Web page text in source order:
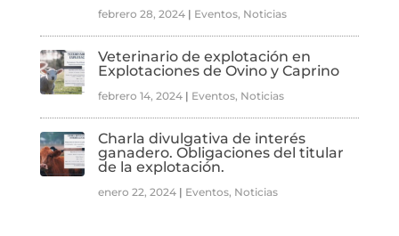
febrero 28, 2024| Eventos, Noticias
Veterinario de explotación en
Explotaciones de Ovino y Caprino
febrero 14, 2024| Eventos, Noticias
Charla divulgativa de interés
ganadero. Obligaciones del titular
de la explotación.
enero 22, 2024| Eventos, Noticias